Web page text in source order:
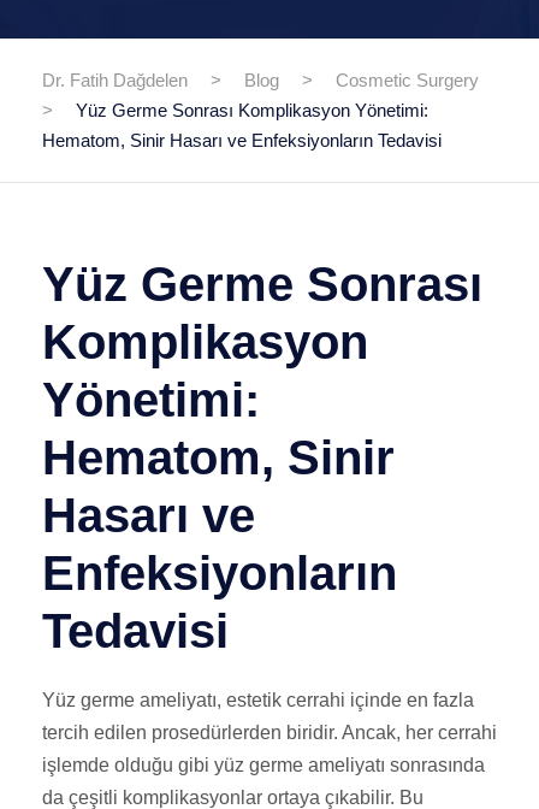
Dr. Fatih Dağdelen > Blog >
Cosmetic Surgery
>
Yüz Germe Sonrası Komplikasyon Yönetimi:
Hematom, Sinir Hasarı ve Enfeksiyonların Tedavisi
Yüz Germe Sonrası
Komplikasyon
Yönetimi:
Hematom, Sinir
Hasarı ve
Enfeksiyonların
Tedavisi
Yüz germe ameliyatı, estetik cerrahi içinde en fazla
tercih edilen prosedürlerden biridir. Ancak, her cerrahi
işlemde olduğu gibi yüz germe ameliyatı sonrasında
da çeşitli komplikasyonlar ortaya çıkabilir. Bu